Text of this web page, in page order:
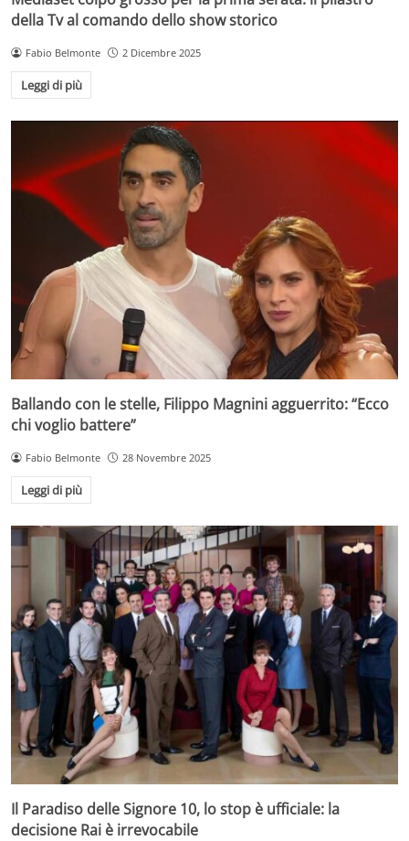
della Tv al comando dello show storico
Fabio Belmonte 2 Dicembre 2025
Leggi di più
Ballando con le stelle, Filippo Magnini agguerrito: “Ecco
chi voglio battere”
Fabio Belmonte 28 Novembre 2025
Leggi di più
Il Paradiso delle Signore 10, lo stop è ufficiale: la
decisione Rai è irrevocabile